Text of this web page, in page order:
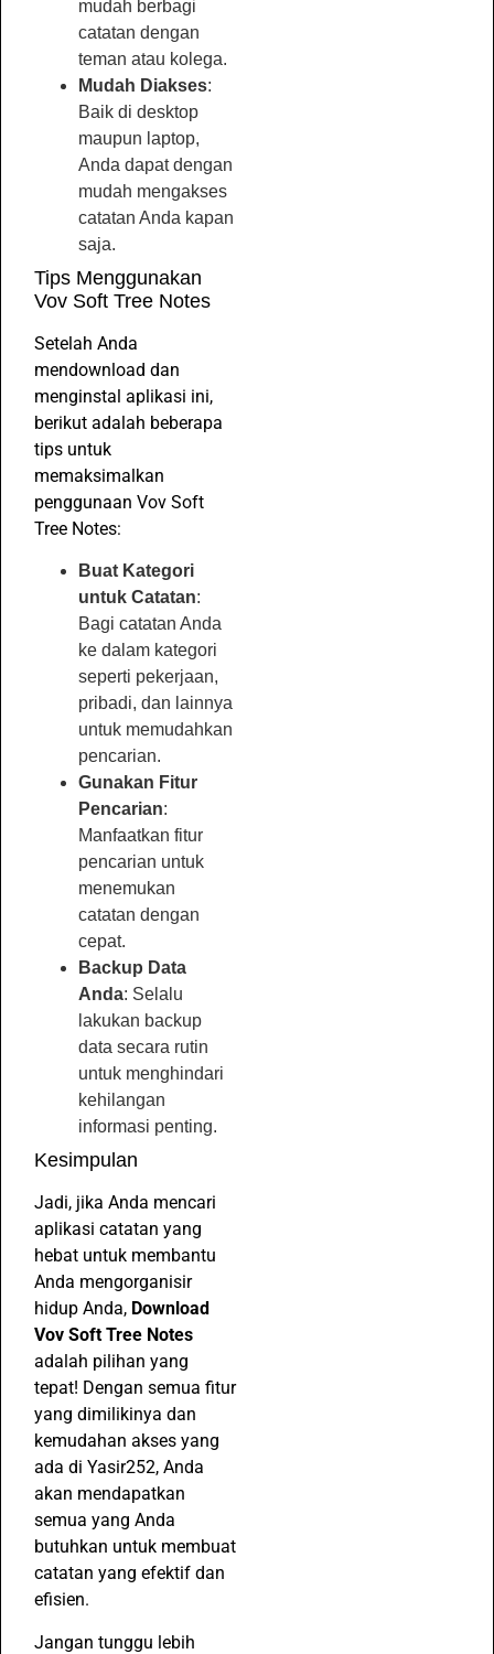
mudah berbagi
catatan dengan
teman atau kolega.
Mudah Diakses:
Baik di desktop
maupun laptop,
Anda dapat dengan
mudah mengakses
catatan Anda kapan
saja.
Tips Menggunakan
Vov Soft Tree Notes
Setelah Anda
mendownload dan
menginstal aplikasi ini,
berikut adalah beberapa
tips untuk
memaksimalkan
penggunaan Vov Soft
Tree Notes:
Buat Kategori
untuk Catatan:
Bagi catatan Anda
ke dalam kategori
seperti pekerjaan,
pribadi, dan lainnya
untuk memudahkan
pencarian.
Gunakan Fitur
Pencarian:
Manfaatkan fitur
pencarian untuk
menemukan
catatan dengan
cepat.
Backup Data
Anda: Selalu
lakukan backup
data secara rutin
untuk menghindari
kehilangan
informasi penting.
Kesimpulan
Jadi, jika Anda mencari
aplikasi catatan yang
hebat untuk membantu
Anda mengorganisir
hidup Anda, Download
Vov Soft Tree Notes
adalah pilihan yang
tepat! Dengan semua fitur
yang dimilikinya dan
kemudahan akses yang
ada di Yasir252, Anda
akan mendapatkan
semua yang Anda
butuhkan untuk membuat
catatan yang efektif dan
efisien.
Jangan tunggu lebih